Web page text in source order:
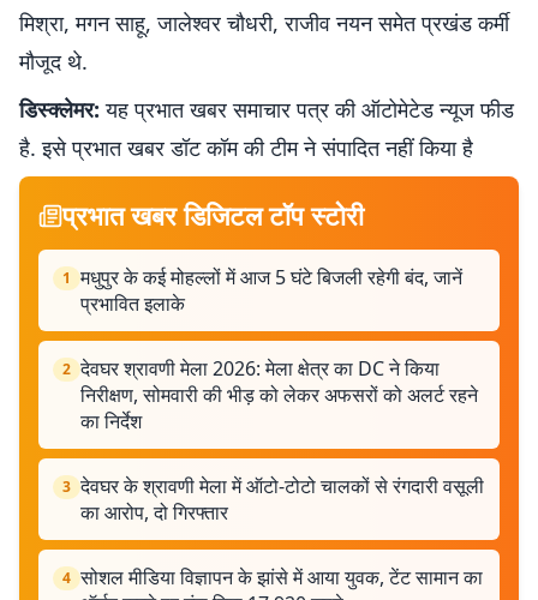
मिश्रा, मगन साहू, जालेश्वर चौधरी, राजीव नयन समेत प्रखंड कर्मी
मौजूद थे.
डिस्क्लेमर: यह प्रभात खबर समाचार पत्र की ऑटोमेटेड न्यूज फीड
है. इसे प्रभात खबर डॉट कॉम की टीम ने संपादित नहीं किया है
प्रभात खबर डिजिटल टॉप स्टोरी
1 मधुपुर के कई मोहल्लों में आज 5 घंटे बिजली रहेगी बंद, जानें
प्रभावित इलाके
2 देवघर श्रावणी मेला 2026: मेला क्षेत्र का DC ने किया
निरीक्षण, सोमवारी की भीड़ को लेकर अफसरों को अलर्ट रहने
का निर्देश
3 देवघर के श्रावणी मेला में ऑटो-टोटो चालकों से रंगदारी वसूली
का आरोप, दो गिरफ्तार
4 सोशल मीडिया विज्ञापन के झांसे में आया युवक, टेंट सामान का